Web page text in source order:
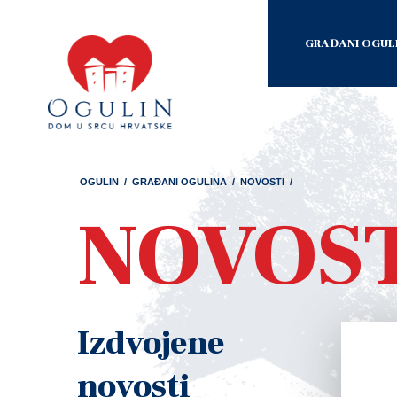
GRAĐANI
OGULIN / GRAĐANI OGULINA / NOVOSTI /
Izdvojene
novosti